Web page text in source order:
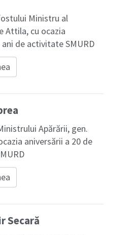
Ministru al
Attila, cu ocazia
de activitate SMURD
Apărării, gen.
aniversării a 20 de
Secară